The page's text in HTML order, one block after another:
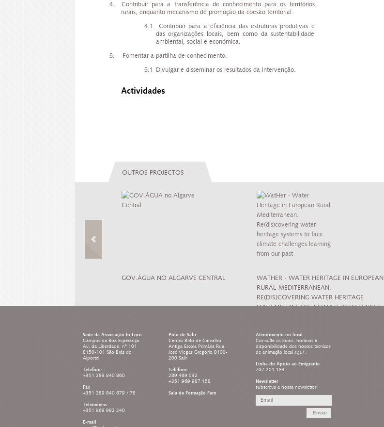
4. Contribuir para a transferência de conhecimento para os territórios
rurais, enquanto mecanismo de promoção da coesão territorial.
4.1
Contribuir para a eficiência das estruturas produtivas e
das organizações locais, bem como da sustentabilidade
ambiental, social e económica.
5. Fomentar a partilha de conhecimento.
5.1 Divulgar e disseminar os resultados da intervenção.
Actividades
OUTROS PROJECTOS
GOV.ÁGUA NO ALGARVE CENTRAL
WATHER - WATER HERITAGE IN EUROPEAN
RURAL MEDITERRANEAN.
RE(DIS)COVERING WATER HERITAGE
SYSTEMS TO FACE CLIMATE CHALLENGES
Sede da Associação In Loco
Campus da Boa Esperança
Av. da Liberdade, nº 101
8150-101 São Brás de
Alportel
Telefone
+351 289 840 860
Fax
+351 289 840 879 / 78
Telemóveis
+351 969 992 240
E-mail
Pólo de Salir
Centro Brito de Carvalho
Antiga Escola Primária Rua
José Viegas Gregório 8100-
200 Salir
Telefone
289 489 532
+351 969 987 158
Sala de Formação Faro
Atendimento no local
Consulte os locais, horários e
disponibilidade dos nossos técnicos
de animação local aqui .
Linha do Apoio ao Emigrante
707 201 183
Newsletter
subscreva a nossa newsletter!